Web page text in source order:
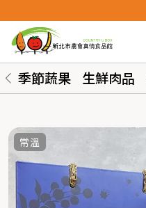
季節蔬果 生鮮肉品
常溫